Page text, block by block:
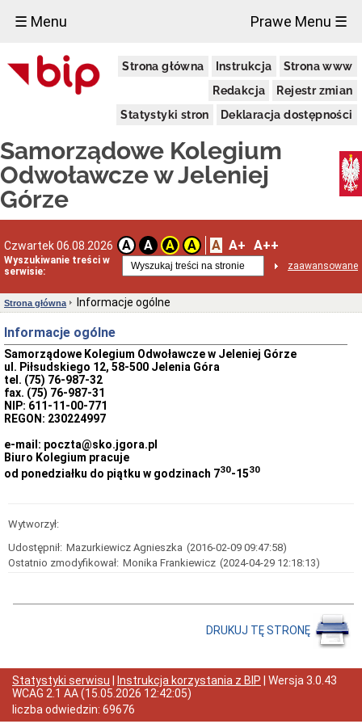
☰ Menu Prawe Menu ☰
Strona główna Instrukcja
Strona www
Redakcja
Rejestr zmian
Statystyki stron
Deklaracja dostępności
Samorządowe Kolegium
Odwoławcze w Jeleniej
Górze
Czwartek 06.08.2026 A A A A A A+ A++
Wyszukiwanie treści w
serwisie:
zaawansowane
Informacje
ogólne
Właściwość
rozpoznawanych
przez
Kolegium
Tryb
postępowania
przed
Sposoby
przyjmowania
i
spraw
prawna
Kontakt
Wyposażenie
Stan
przyjmowanych
spraw
2019
r.
Stan
2020
r.
Stan
spraw
w
2022
r.
Strona główna Informacje ogólne
Informacje ogólne
Samorządowe Kolegium Odwoławcze w Jeleniej Górze
ul. Piłsudskiego 12, 58-500 Jelenia Góra
tel. (75) 76-987-32
fax. (75) 76-987-31
NIP: 611-11-00-771
REGON: 230224997
e-mail: poczta@sko.jgora.pl
Biuro Kolegium pracuje
od ponedziałku do piątku w godzinach 730-1530
Wytworzył:
Udostępnił: Mazurkiewicz Agnieszka (2016-02-09 09:47:58)
Ostatnio zmodyfikował: Monika Frankiewicz (2024-04-29 12:18:13)
DRUKUJ TĘ STRONĘ
×
Statystyki serwisu Instrukcja korzystania z BIP | Wersja 3.0.43
WCAG 2.1 AA(15.05.2026 12:42:05)
liczba odwiedzin: 69676